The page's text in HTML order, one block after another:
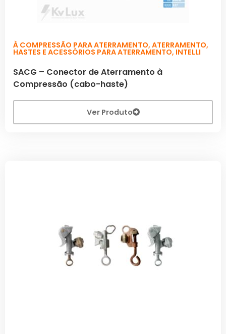
À COMPRESSÃO PARA ATERRAMENTO, ATERRAMENTO,
HASTES E ACESSÓRIOS PARA ATERRAMENTO, INTELLI
SACG – Conector de Aterramento à
Compressão (cabo-haste)
Ver Produto